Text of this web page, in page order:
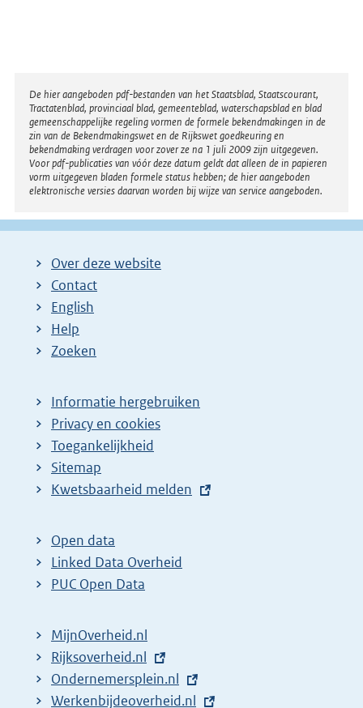
Disclaimer
De hier aangeboden pdf-bestanden van het Staatsblad, Staatscourant,
Tractatenblad, provinciaal blad, gemeenteblad, waterschapsblad en blad
gemeenschappelijke regeling vormen de formele bekendmakingen in de
zin van de Bekendmakingswet en de Rijkswet goedkeuring en
bekendmaking verdragen voor zover ze na 1 juli 2009 zijn uitgegeven.
Voor pdf-publicaties van vóór deze datum geldt dat alleen de in papieren
vorm uitgegeven bladen formele status hebben; de hier aangeboden
elektronische versies daarvan worden bij wijze van service aangeboden.
Over deze website
Contact
English
Help
Zoeken
Informatie hergebruiken
Privacy en cookies
Toegankelijkheid
Sitemap
E
t
e
r
l
i
n
Kwetsbaarheid melden
Open data
Linked Data Overheid
PUC Open Data
MijnOverheid.nl
E
x
t
Rijksoverheid.nl
E
x
Ondernemersplein.nl
E
Werkenbijdeoverheid.nl